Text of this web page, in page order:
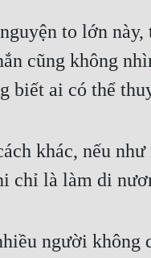
to lớn này,
cũng không
biết ai có thể
khác, nếu
chỉ là làm di
người không